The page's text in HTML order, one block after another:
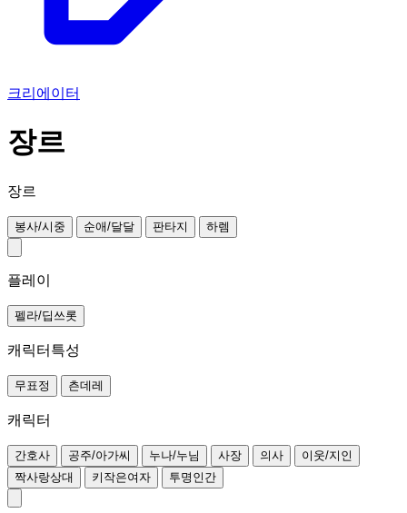
크리에이터
장르
장르
봉사/시중 순애/달달 판타지 하렘
플레이
펠라/딥쓰롯
캐릭터특성
무표정 츤데레
캐릭터
간호사 공주/아가씨 누나/누님 사장 의사
이웃/지인
짝사랑상대
키작은여자 투명인간